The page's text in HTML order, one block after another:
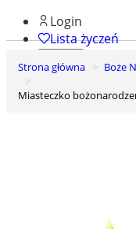
Login
Lista życzeń
0
Strona główna Boże
Miasteczko